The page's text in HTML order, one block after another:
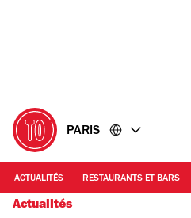
PARIS
ACTUALITÉS RESTAURANTS ET BARS
Actualités